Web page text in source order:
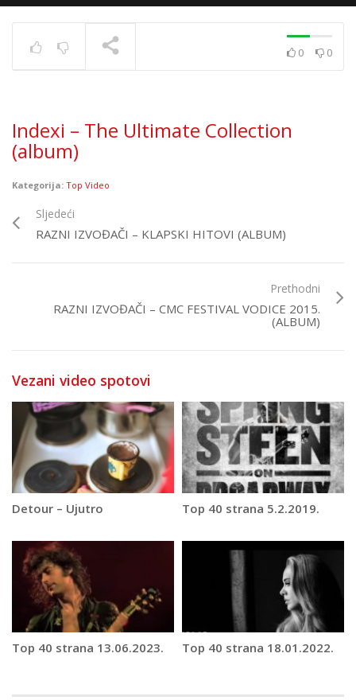
0 0
Indexi – The Ultimate Collection
(album)
Kategorija: Top Video
Sljedeći
RAZNI IZVOĐAČI – KLAPSKI HITOVI (ALBUM)
Prethodni
RAZNI IZVOĐAČI – CMC FESTIVAL VODICE 2015.
(ALBUM)
Vezani video spotovi
Detour – Ujutro Top 40 strana 5.2.2019.
Top 40 strana 13.06.2023. Top 40 strana 18.01.2022.